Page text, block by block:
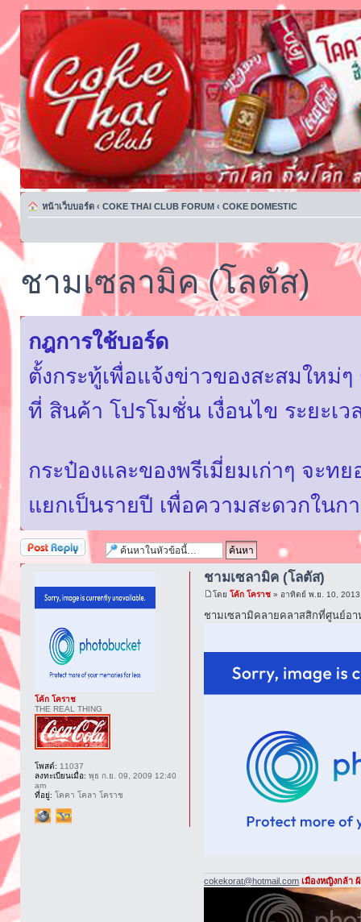
หน้าเว็บบอร์ด ‹ COKE THAI CLUB FORUM ‹ COKE DOMESTIC
ชามเซลามิค (โลตัส)
กฎการใช้บอร์ด
ตั้งกระทู้เพื่อแจ้งข่าวของสะสมใหม่
ที่ สินค้า โปรโมชั่น เงื่อนไข ระยะเ
กระป๋องและของพรีเมี่ยมเก่าๆ จะท
แยกเป็นรายปี เพื่อความสะดวกในก
ตอบกระทู้
ชามเซลามิค (โลตัส)
โดยโค้ก โคราช » อาทิตย์ พ.ย. 10, 2013
ชามเซลามิคลายคลาสสิกที่ศูนย์อา
cokekorat@hotmail.com เมืองหญิงกล้า
โค้ก โคราช
THE REAL THING
โพสต์: 11037
ลงทะเบียนเมื่อ: พุธ ก.ย. 09, 2009 12:40
am
ที่อยู่: โคคา โคลา โคราช